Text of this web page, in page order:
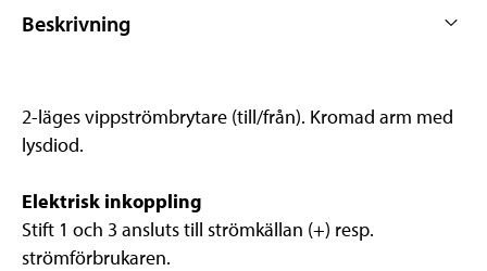
Beskrivning
2-läges vippströmbrytare (till/från). Kromad arm med
lysdiod.
Elektrisk inkoppling
Stift 1 och 3 ansluts till strömkällan (+) resp.
strömförbrukaren.